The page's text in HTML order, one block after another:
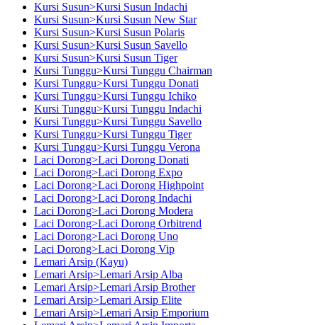
Kursi Susun>Kursi Susun Indachi
Kursi Susun>Kursi Susun New Star
Kursi Susun>Kursi Susun Polaris
Kursi Susun>Kursi Susun Savello
Kursi Susun>Kursi Susun Tiger
Kursi Tunggu>Kursi Tunggu Chairman
Kursi Tunggu>Kursi Tunggu Donati
Kursi Tunggu>Kursi Tunggu Ichiko
Kursi Tunggu>Kursi Tunggu Indachi
Kursi Tunggu>Kursi Tunggu Savello
Kursi Tunggu>Kursi Tunggu Tiger
Kursi Tunggu>Kursi Tunggu Verona
Laci Dorong>Laci Dorong Donati
Laci Dorong>Laci Dorong Expo
Laci Dorong>Laci Dorong Highpoint
Laci Dorong>Laci Dorong Indachi
Laci Dorong>Laci Dorong Modera
Laci Dorong>Laci Dorong Orbitrend
Laci Dorong>Laci Dorong Uno
Laci Dorong>Laci Dorong Vip
Lemari Arsip (Kayu)
Lemari Arsip>Lemari Arsip Alba
Lemari Arsip>Lemari Arsip Brother
Lemari Arsip>Lemari Arsip Elite
Lemari Arsip>Lemari Arsip Emporium